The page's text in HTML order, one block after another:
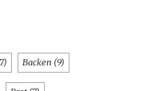
Backen (9)